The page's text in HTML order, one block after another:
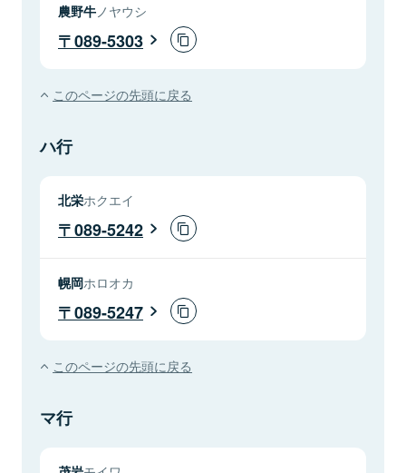
農野牛 ノヤウシ
089-5303
このページの先頭に戻る
ハ行
北栄ホクエイ
089-5242
幌岡ホロオカ
089-5247
このページの先頭に戻る
マ行